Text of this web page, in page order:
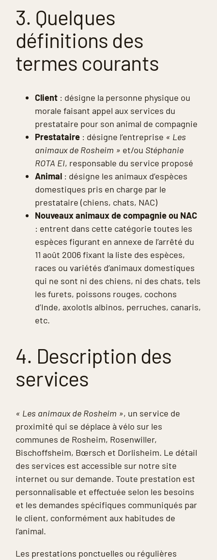
3. Quelques
définitions des
termes courants
Client : désigne la personne physique ou
morale faisant appel aux services du
prestataire pour son animal de compagnie
Prestataire : désigne l’entreprise « Les
animaux de Rosheim » et/ou Stéphanie
ROTA EI, responsable du service proposé
Animal : désigne les animaux d’espèces
domestiques pris en charge par le
prestataire (chiens, chats, NAC)
Nouveaux animaux de compagnie ou NAC
: entrent dans cette catégorie toutes les
espèces figurant en annexe de l’arrêté du
11 août 2006 fixant la liste des espèces,
races ou variétés d’animaux domestiques
qui ne sont ni des chiens, ni des chats, tels
les furets, poissons rouges, cochons
d’Inde, axolotls albinos, perruches, canaris,
etc.
4. Description des
services
« Les animaux de Rosheim », un service de
proximité qui se déplace à vélo sur les
communes de Rosheim, Rosenwiller,
Bischoffsheim, Bœrsch et Dorlisheim. Le détail
des services est accessible sur notre site
internet ou sur demande. Toute prestation est
personnalisable et effectuée selon les besoins
et les demandes spécifiques communiqués par
le client, conformément aux habitudes de
l’animal.
Les prestations ponctuelles ou régulières